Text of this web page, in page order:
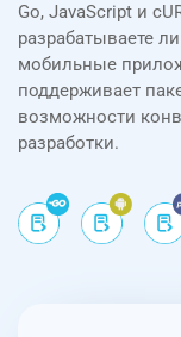
Go, JavaScript и
разрабатываете
мобильные
поддерживает
возможности
разработки.